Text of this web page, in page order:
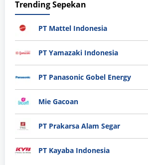
Trending Sepekan
PT Mattel Indonesia
PT Yamazaki Indonesia
PT Panasonic Gobel Energy
Mie Gacoan
PT Prakarsa Alam Segar
PT Kayaba Indonesia